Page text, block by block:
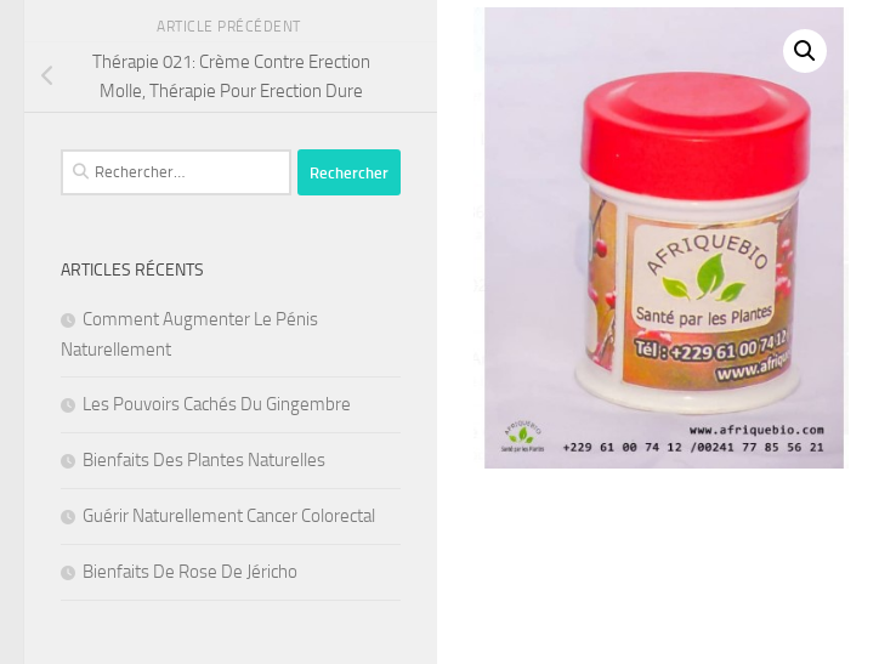
ARTICLE PRÉCÉDENT
Thérapie 021: Crème Contre Erection
Molle, Thérapie Pour Erection Dure
Rechercher :
ARTICLES RÉCENTS
Comment Augmenter Le Pénis
Naturellement
Les Pouvoirs Cachés Du Gingembre
Bienfaits Des Plantes Naturelles
Guérir Naturellement Cancer Colorectal
Bienfaits De Rose De Jéricho